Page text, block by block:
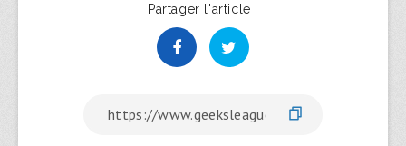
Partager l'article :